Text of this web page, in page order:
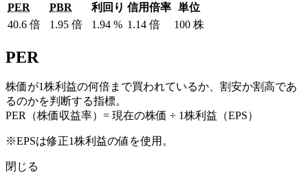
PER PBR 利回り 信用倍率 単位
40.6 倍 1.95 倍 1.94 % 1.14 倍 100 株
PER
株価が1株利益の何倍まで買われているか、割安か割高であ
るのかを判断する指標。
PER（株価収益率）= 現在の株価 ÷ 1株利益（EPS）
※EPSは修正1株利益の値を使用。
閉じる